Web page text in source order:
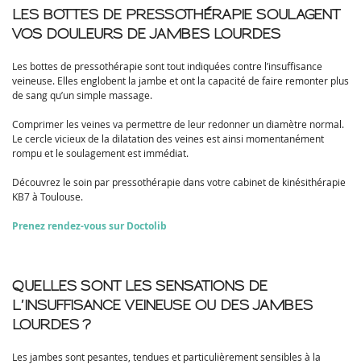
LES BOTTES DE PRESSOTHÉRAPIE SOULAGENT
VOS DOULEURS DE JAMBES LOURDES
Les bottes de pressothérapie sont tout indiquées contre l’insuffisance
veineuse. Elles englobent la jambe et ont la capacité de faire remonter plus
de sang qu’un simple massage.
Comprimer les veines va permettre de leur redonner un diamètre normal.
Le cercle vicieux de la dilatation des veines est ainsi momentanément
rompu et le soulagement est immédiat.
Découvrez le soin par pressothérapie dans votre cabinet de kinésithérapie
KB7 à Toulouse.
Prenez rendez-vous sur Doctolib
QUELLES SONT LES SENSATIONS DE
L’INSUFFISANCE VEINEUSE OU DES JAMBES
LOURDES ?
Les jambes sont pesantes, tendues et particulièrement sensibles à la